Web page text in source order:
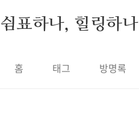
쉼표하나, 힐링하나
홈 태그 방명록